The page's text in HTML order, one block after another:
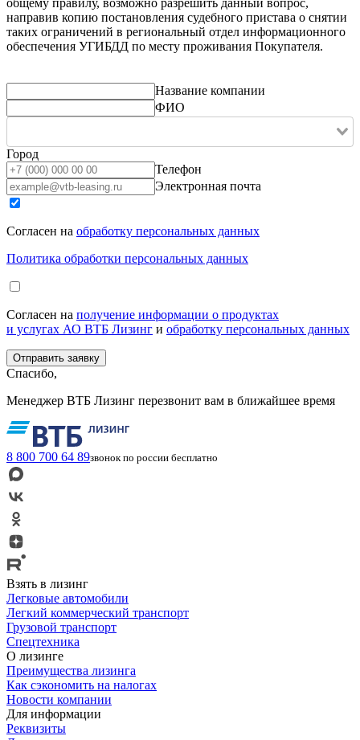
общему правилу, возможно разрешить данный вопрос,
направив копию постановления судебного пристава о снятии
таких ограничений в региональный отдел информационного
обеспечения УГИБДД по месту проживания Покупателя.
Название компании
ФИО
Город
Телефон
Электронная почта
Согласен на обработку персональных данных
Политика обработки персональных данных
Согласен на получение информации о продуктах
и услугах АО ВТБ Лизинг и обработку персональных данных
Спасибо,
Менеджер ВТБ Лизинг перезвонит вам в ближайшее время
8 800 700 64 89звонок по россии бесплатно
Взять в лизинг
Легковые автомобили
Легкий коммерческий транспорт
Грузовой транспорт
Спецтехника
О лизинге
Преимущества лизинга
Как сэкономить на налогах
Новости компании
Для информации
Реквизиты